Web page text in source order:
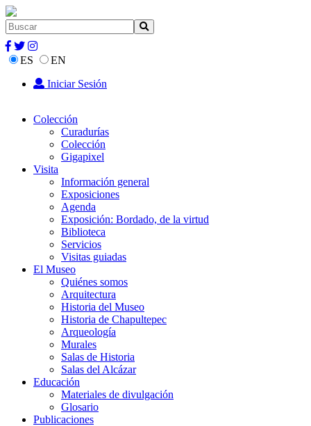
ES
EN
Iniciar Sesión
Colección
Curadurías
Colección
Gigapixel
Visita
Información general
Exposiciones
Agenda
Exposición: Bordado, de la virtud
Biblioteca
Servicios
Visitas guiadas
El Museo
Quiénes somos
Arquitectura
Historia del Museo
Historia de Chapultepec
Arqueología
Murales
Salas de Historia
Salas del Alcázar
Educación
Materiales de divulgación
Glosario
Publicaciones